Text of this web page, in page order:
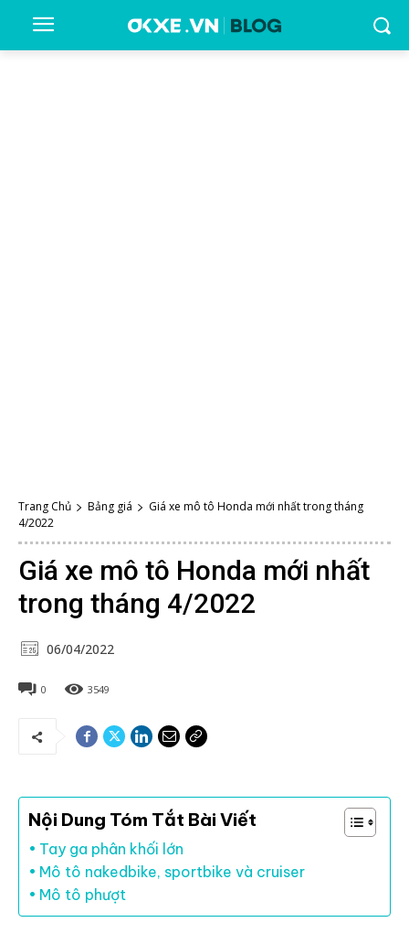
Trang Chủ Bảng giá
Giá xe mô tô Honda mới nhất trong tháng
4/2022
Giá xe mô tô Honda mới nhất
trong tháng 4/2022
06/04/2022
0 3549
Nội Dung Tóm Tắt Bài Viết
Tay ga phân khối lớn
Mô tô nakedbike, sportbike và cruiser
Mô tô phượt